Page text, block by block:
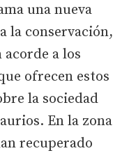
una nueva
la conservación,
a los
ofrecen estos
la sociedad
En la zona
recuperado